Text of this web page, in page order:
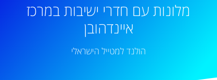
מלונות עם חדרי ישיבות במרכז
איינדהובן
הולנד למטייל הישראלי